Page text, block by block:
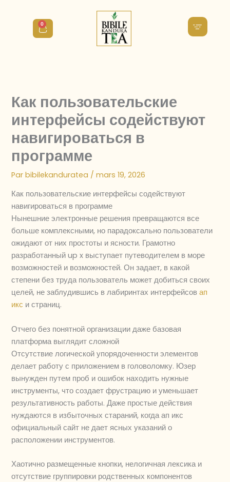
0
Cart
Как пользовательские
интерфейсы содействуют
навигироваться в
программе
Parbibilekanduratea /mars 19, 2026
Как пользовательские интерфейсы содействуют
навигироваться в программе
Нынешние электронные решения превращаются все
больше комплексными, но парадоксально пользователи
ожидают от них простоты и ясности. Грамотно
разработанный up x выступает путеводителем в море
возможностей и возможностей. Он задает, в какой
степени без труда пользователь может добиться своих
целей, не заблудившись в лабиринтах интерфейсовап
икс и страниц.
Отчего без понятной организации даже базовая
платформа выглядит сложной
Отсутствие логической упорядоченности элементов
делает работу с приложением в головоломку. Юзер
вынужден путем проб и ошибок находить нужные
инструменты, что создает фрустрацию и уменьшает
результативность работы. Даже простые действия
нуждаются в избыточных стараний, когда ап икс
официальный сайт не дает ясных указаний о
расположении инструментов.
Хаотично размещенные кнопки, нелогичная лексика и
отсутствие группировки родственных компонентов